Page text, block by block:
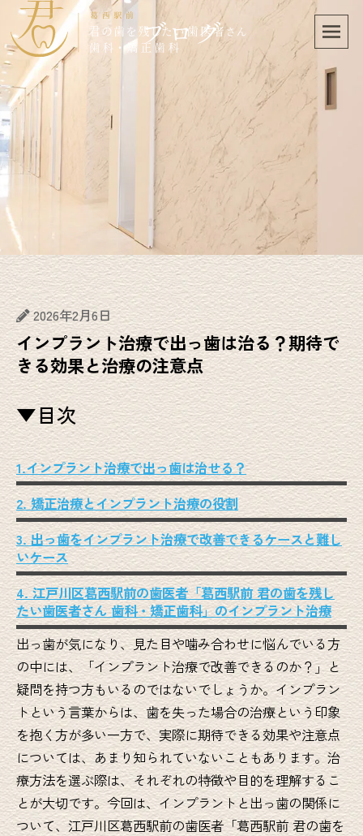
ブログ
2026年2月6日
インプラント治療で出っ歯は治る？期待で
きる効果と治療の注意点
▼目次
1.インプラント治療で出っ歯は治せる？
2. 矯正治療とインプラント治療の役割
3. 出っ歯をインプラント治療で改善できるケースと難し
いケース
4. 江戸川区葛西駅前の歯医者「葛西駅前 君の歯を残し
たい歯医者さん 歯科・矯正歯科」のインプラント治療
出っ歯が気になり、見た目や噛み合わせに悩んでいる方
の中には、「インプラント治療で改善できるのか？」と
疑問を持つ方もいるのではないでしょうか。インプラン
トという言葉からは、歯を失った場合の治療という印象
を抱く方が多い一方で、実際に期待できる効果や注意点
については、あまり知られていないこともあります。治
療方法を選ぶ際は、それぞれの特徴や目的を理解するこ
とが大切です。今回は、インプラントと出っ歯の関係に
ついて、江戸川区葛西駅前の歯医者「葛西駅前 君の歯を